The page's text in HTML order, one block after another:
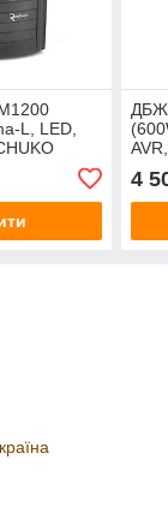
L, LED,
metal
Q2
ДБЖ
4